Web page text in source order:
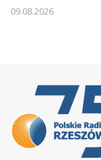
09.08.2026